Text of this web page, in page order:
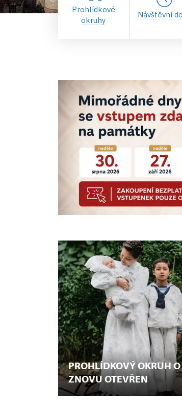
Prohlídkové
okruhy
Návštěvní
PROHLÍDKOVÝ OKRUH
ZNOVU OTEVŘEN